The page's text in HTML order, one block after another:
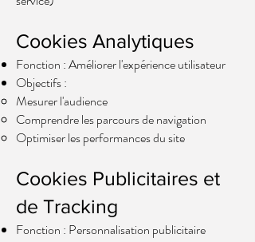
Cookies Analytiques
Fonction : Améliorer l'expérience utilisateur
Objectifs :
Mesurer l'audience
Comprendre les parcours de navigation
Optimiser les performances du site
Cookies Publicitaires et
de Tracking
Fonction : Personnalisation publicitaire